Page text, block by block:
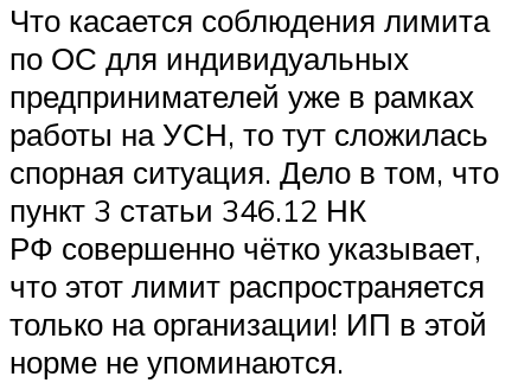
Что касается соблюдения лимита
по ОС для индивидуальных
предпринимателей уже в рамках
работы на УСН, то тут сложилась
спорная ситуация. Дело в том, что
пункт 3 статьи 346.12 НК
РФ совершенно чётко указывает,
что этот лимит распространяется
только на организации! ИП в этой
норме не упоминаются.